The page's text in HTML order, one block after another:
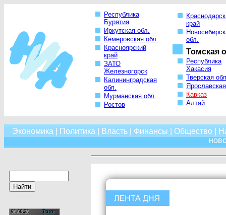
Республика
Бурятия
Иркутская обл.
Кемеровская обл.
Красноярский
край
ЗАТО
Железногорск
Калининградская
обл.
Мурманская обл.
Ростов
край
обл.
Томская
Республика
Хакасия
Тверская
Кавказ
Алтай
Экономика Политика Власть| Финансы Общество